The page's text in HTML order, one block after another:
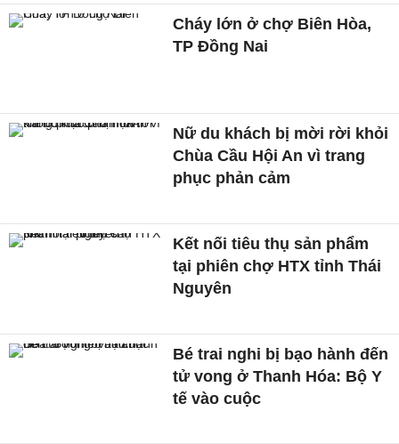
Cháy lớn ở chợ Biên Hòa,
TP Đồng Nai
Nữ du khách bị mời rời khỏi
Chùa Cầu Hội An vì trang
phục phản cảm
Kết nối tiêu thụ sản phẩm
tại phiên chợ HTX tỉnh Thái
Nguyên
Bé trai nghi bị bạo hành đến
tử vong ở Thanh Hóa: Bộ Y
tế vào cuộc